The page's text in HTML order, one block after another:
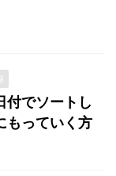
付でソートし
もっていく方